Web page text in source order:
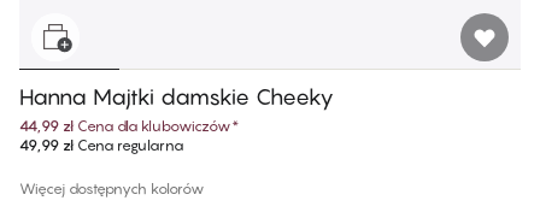
Hanna Majtki damskie Cheeky
44,99 zł Cena dla klubowiczów*
49,99 złCena regularna
Więcej dostępnych kolorów